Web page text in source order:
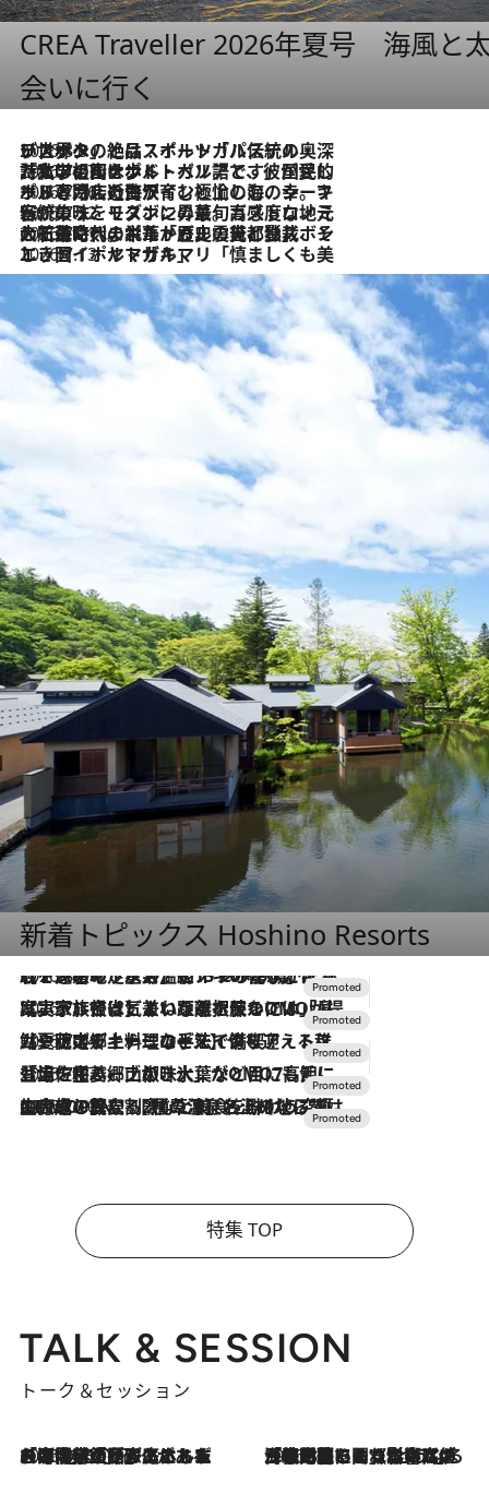
CREA Traveller 2026年夏号 海風と
会いに行く
2026.8.8
リスボンの絶品スイーツ「パステル・デ・ナタ」とは？ポルトガル伝統の奥深い世界へ
2026.7.27
「私の祖国はポルトガル語です」国民的詩人フェルナンド・ペソアと、彼が愛した文学の街を歩く
2026.7.26
ポルトガル近海が育む極上の海の幸。キリリと冷えた白ワインと愉しむ、シーフード専門店の贅沢
2026.7.22
伝統の味をモダンに昇華。高感度な地元客が集う、リスボンの最旬ガストロノミー
2026.7.21
大航海時代の栄華から、震災、独裁、そして革命へ。ポルトガル・首都リスボンの石畳に刻まれた「歴史の光と影」
2026.7.13
エッセイ・ヤマザキマリ「慎ましくも美しき国 ポルトガル」
新着トピックス Hoshino Resorts
2026.8.7
【トンボの足水浴】ヒノキの香りに包まれて涼感マックス！約13℃の湧水かけ流しを避暑地「星野温泉 トンボの湯」で体験
2026.7.31
【ホテル帰省】という選択肢をOMOが提案。家族とほどよい距離を保つには「昼は実家、夜は気兼ねなくホテルで！」
2026.7.24
【夏限定ディナーコース】旬を迎える稚鮎や花ズッキーニなどをイタリア・トスカーナの郷土料理の手法で満喫！
2026.7.17
「土佐和ハーブかき氷」がOMO7高知に登場！生姜、山椒、大葉など目にも舌にも涼を呼ぶ郷土の味
2026.7.10
NEW OPEN！【界 草津】名湯の地に誕生。趣の異なる2種の温泉と上州ならではの会席・蕎麦割烹など美食を味わう究極の癒やし旅
特集 TOP
TALK & SESSION
トーク＆セッション
2026.8.3
「今後値上げがあるとすれば…」「リスクがあるのは今年の冬」エネルギー専門家が語る、ホルムズ海峡封鎖が家庭にもたらす“ある心配” 2026.8.3
「住宅建てられない…」「サーチャージ料の高値が続いている」ホルムズ海峡封鎖による影響はいつまで続く？《エネルギー専門家に聞く“どうなる日本の暮らし”》